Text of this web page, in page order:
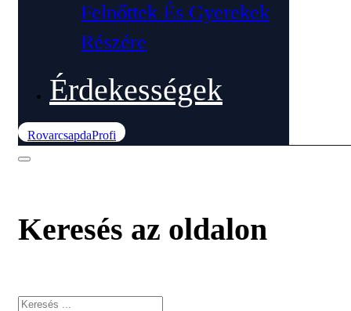
Felnőttek És Gyerekek
Részére
Érdekességek
RovarcsapdaProfi
Keresés az oldalon
Keresés